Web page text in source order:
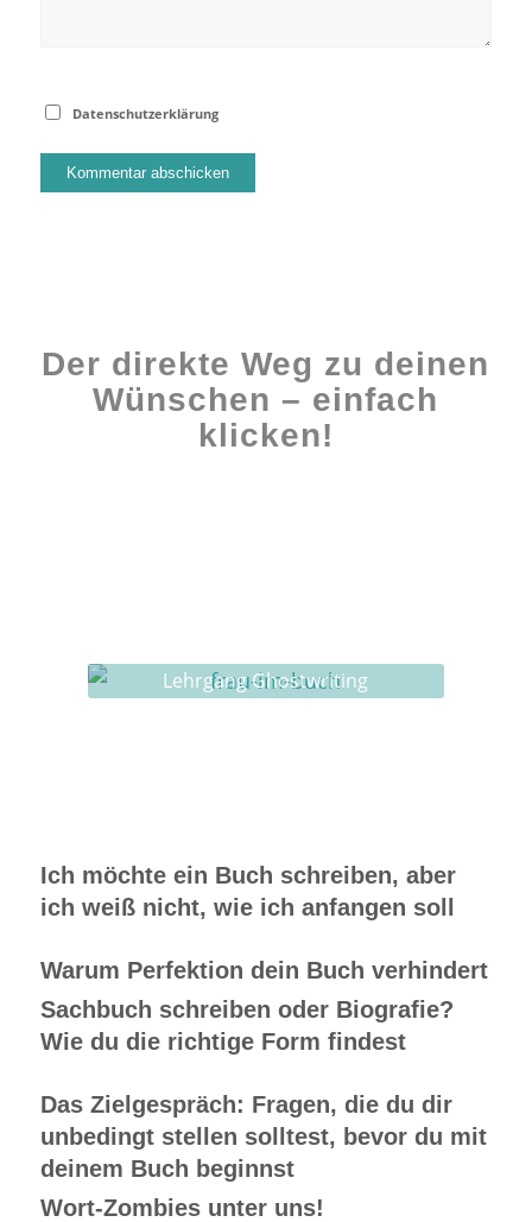
Datenschutzerklärung
Der direkte Weg zu deinen
Wünschen – einfach
klicken!
Lehrgang Ghostwriting
Ich möchte ein Buch schreiben, aber
ich weiß nicht, wie ich anfangen soll
Warum Perfektion dein Buch verhindert
Sachbuch schreiben oder Biografie?
Wie du die richtige Form findest
Das Zielgespräch: Fragen, die du dir
unbedingt stellen solltest, bevor du mit
deinem Buch beginnst
Wort-Zombies unter uns!